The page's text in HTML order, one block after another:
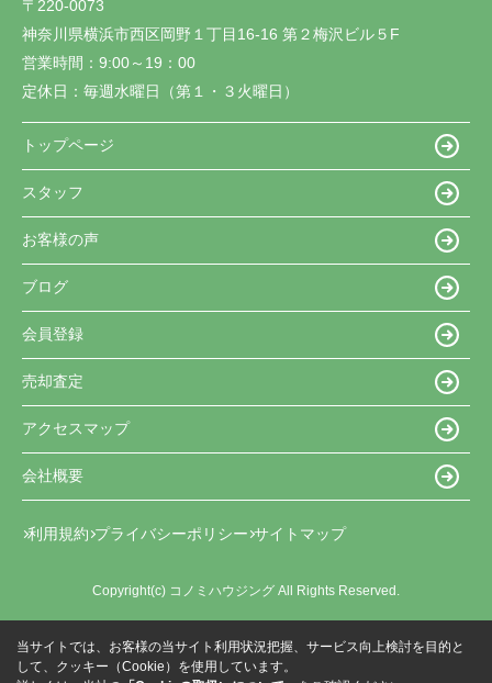
〒220-0073
神奈川県横浜市西区岡野１丁目16-16 第２梅沢ビル５F
営業時間： 9:00～19：00
定休日： 毎週水曜日（第１・３火曜日）
トップページ
スタッフ
お客様の声
ブログ
会員登録
売却査定
アクセスマップ
会社概要
利用規約 プライバシーポリシー サイトマップ
Copyright(c) コノミハウジング All Rights Reserved.
当サイトでは、お客様の当サイト利用状況把握、サービス向上検討を目的と
して、クッキー（Cookie）を使用しています。